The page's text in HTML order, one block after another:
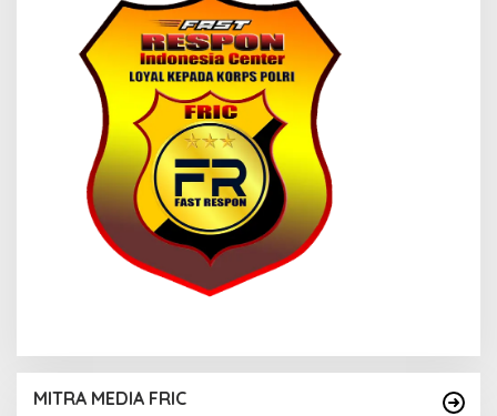
MITRA MEDIA FRIC